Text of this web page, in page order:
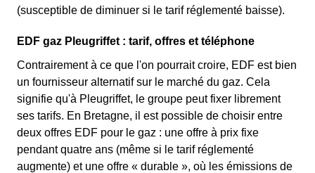
(susceptible de diminuer si le tarif réglementé baisse).
EDF gaz Pleugriffet : tarif, offres et téléphone
Contrairement à ce que l'on pourrait croire, EDF est bien
un fournisseur alternatif sur le marché du gaz. Cela
signifie qu'à Pleugriffet, le groupe peut fixer librement
ses tarifs. En Bretagne, il est possible de choisir entre
deux offres EDF pour le gaz : une offre à prix fixe
pendant quatre ans (même si le tarif réglementé
augmente) et une offre « durable », où les émissions de